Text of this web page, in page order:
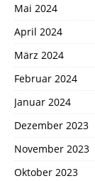
Mai 2024
April 2024
März 2024
Februar 2024
Januar 2024
Dezember 2023
November 2023
Oktober 2023